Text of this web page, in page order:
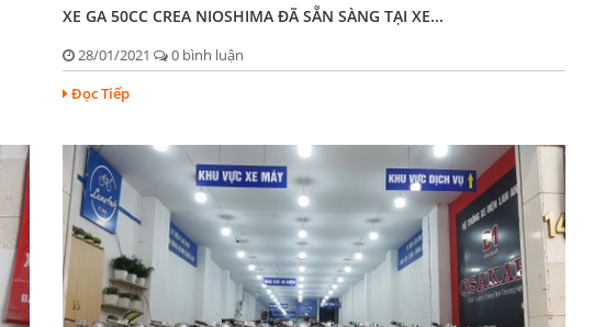
XE GA 50CC CREA NIOSHIMA ĐÃ SẴN SÀNG TẠI XE...
28/01/2021
0 bình luận
Đọc Tiếp